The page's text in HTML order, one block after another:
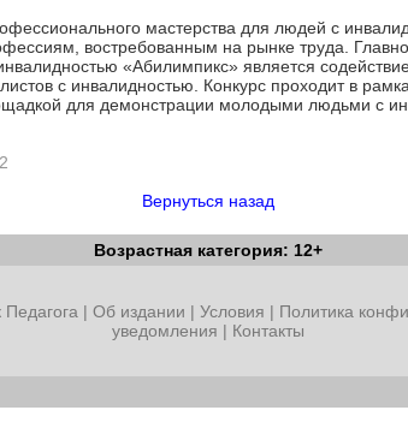
мастерства для людей с
востребованным на рынке труда.
«Абилимпикс» является
с инвалидностью. Конкурс проходит в
для демонстрации молодыми людьми с
Вернуться назад
Возрастная категория: 12+
Педагога | Об издании | Условия | Политика
уведомления | Контакты